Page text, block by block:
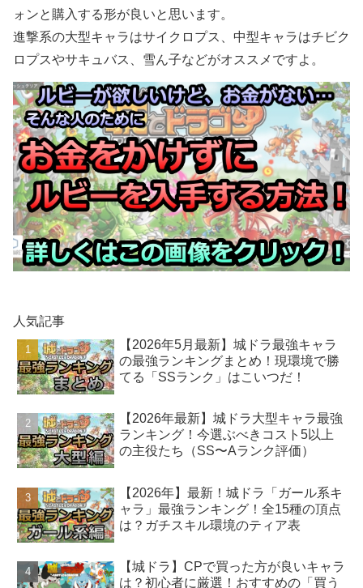
ォンと購入する形が良いと思います。
進撃系の大型キャラはサイクロプス、中型キャラはチビク
ロプスやサキュバス、雪ん子などがオススメですよ。
人気記事
【2026年5月最新】城ドラ最強キャラ
の最強ランキングまとめ！現環境で勝
てる「SSランク」はこいつだ！
【2026年最新】城ドラ大型キャラ最強
ランキング！今選ぶべきコスト5以上
の主役たち（SS〜Aランク評価）
【2026年】最新！城ドラ「ガール系キ
ャラ」最強ランキング！全15種の頂点
は？ガチスキル環境のティア表
【城ドラ】CPで買った方が良いキャラ
は？初心者に厳選！おすすめの「買う